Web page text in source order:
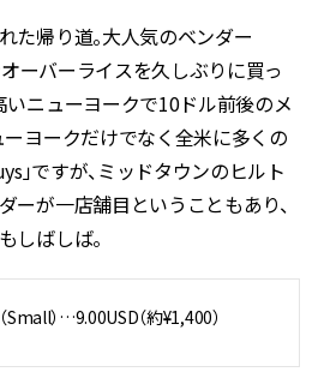
た帰り道。大人気のベンダー
ーバーライスを久しぶりに買っ
いニューヨークで10ドル前後のメ
ーヨークだけでなく全米に多くの
」ですが、ミッドタウンのヒルト
ーが一店舗目ということもあり、
しばしば。
Small）…9.00USD（約¥1,400）